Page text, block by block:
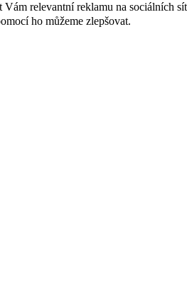
relevantní reklamu na sociálních
ho můžeme zlepšovat.